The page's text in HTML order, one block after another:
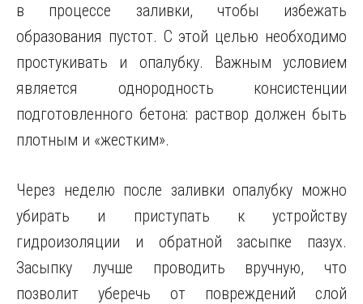
в процессе заливки, чтобы избежать
образования пустот. С этой целью необходимо
простукивать и опалубку. Важным условием
является однородность консистенции
подготовленного бетона: раствор должен быть
плотным и «жестким».
Через неделю после заливки опалубку можно
убирать и приступать к устройству
гидроизоляции и обратной засыпке пазух.
Засыпку лучше проводить вручную, что
позволит уберечь от повреждений слой